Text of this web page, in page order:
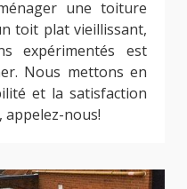
une toiture
toit plat vieillissant,
expérimentés est
Nous mettons en
et la satisfaction
nous!